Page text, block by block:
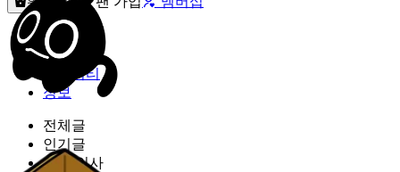
밐타운
피드
커뮤니티
정보
전체글
인기글
가입 인사